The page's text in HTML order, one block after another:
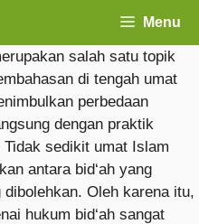
Menu
salah satu topik
di tengah umat
perbedaan
dengan praktik
sedikit umat Islam
antara bid‘ah yang
Oleh karena itu,
hukum bid‘ah sangat